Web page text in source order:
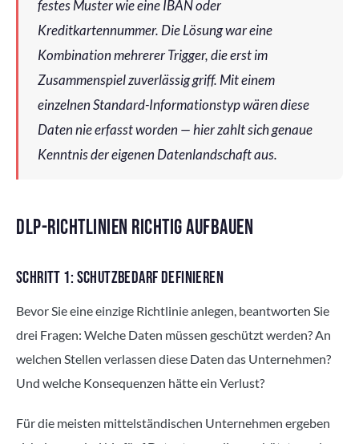
festes Muster wie eine IBAN oder
Kreditkartennummer. Die Lösung war eine
Kombination mehrerer Trigger, die erst im
Zusammenspiel zuverlässig griff. Mit einem
einzelnen Standard-Informationstyp wären diese
Daten nie erfasst worden — hier zahlt sich genaue
Kenntnis der eigenen Datenlandschaft aus.
DLP-RICHTLINIEN RICHTIG AUFBAUEN
SCHRITT 1: SCHUTZBEDARF DEFINIEREN
Bevor Sie eine einzige Richtlinie anlegen, beantworten Sie
drei Fragen: Welche Daten müssen geschützt werden? An
welchen Stellen verlassen diese Daten das Unternehmen?
Und welche Konsequenzen hätte ein Verlust?
Für die meisten mittelständischen Unternehmen ergeben